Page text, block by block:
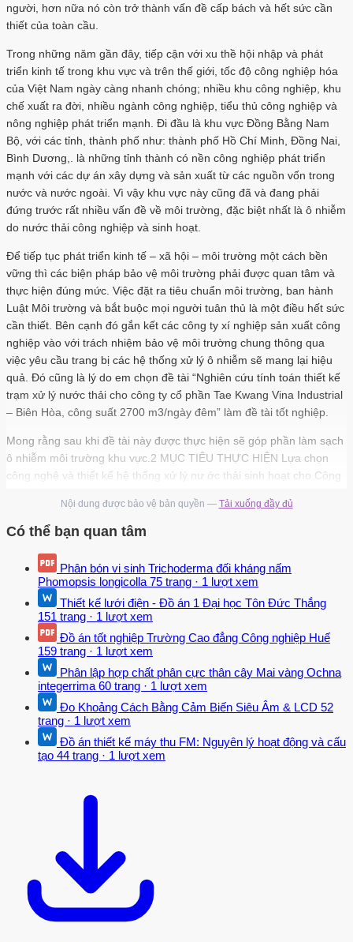
người, hơn nữa nó còn trở thành vấn đề cấp bách và hết sức cần
thiết của toàn cầu.
Trong những năm gần đây, tiếp cận với xu thề hội nhập và phát
triển kinh tế trong khu vực và trên thế giới, tốc độ công nghiệp hóa
của Việt Nam ngày càng nhanh chóng; nhiều khu công nghiệp, khu
chế xuất ra đời, nhiều ngành công nghiệp, tiểu thủ công nghiệp và
nông nghiệp phát triển mạnh. Đi đầu là khu vực Đồng Bằng Nam
Bộ, với các tỉnh, thành phố như: thành phố Hồ Chí Minh, Đồng Nai,
Bình Dương,. là những tỉnh thành có nền công nghiệp phát triển
mạnh với các dự án xây dựng và sản xuất từ các nguồn vốn trong
nước và nước ngoài. Vì vậy khu vực này cũng đã và đang phải
đứng trước rất nhiều vấn đề về môi trường, đặc biệt nhất là ô nhiễm
do nước thải công nghiệp và sinh hoạt.
Để tiếp tục phát triển kinh tế – xã hội – môi trường một cách bền
vững thì các biện pháp bảo vệ môi trường phải được quan tâm và
thực hiện đúng mức. Việc đặt ra tiêu chuẩn môi trường, ban hành
Luật Môi trường và bắt buộc mọi người tuân thủ là một điều hết sức
cần thiết. Bên cạnh đó gắn kết các công ty xí nghiệp sản xuất công
nghiệp vào với trách nhiệm bảo vệ môi trường chung thông qua
việc yêu cầu trang bị các hệ thống xử lý ô nhiễm sẽ mang lại hiệu
quả. Đó cũng là lý do em chọn đề tài “Nghiên cứu tính toán thiết kế
trạm xử lý nước thải cho công ty cổ phần Tae Kwang Vina Industrial
– Biên Hòa, công suất 2700 m3/ngày đêm” làm đề tài tốt nghiệp.
Mong rằng sau khi đề tài này được thực hiện sẽ góp phần làm sạch
ô nhiễm môi trường khu vực.2 MỤC TIÊU THỰC HIỆN Lựa chọn
công nghệ và thiết kế hệ thống xử lý nư ớc thải sinh hoạt cho Công
m3/ngày đêm nhằm giảm thiểu các chỉ tiêu ô nhiễm có trong nước
thải trước khi thải vào hệ thống thoát nước của Khu công nghiệp.
40:2011/BTNMT.3 ĐỐI TƯỢNG THỰC HIỆN - Toàn bộ khu vực
thoát nước thuộc khuôn viên Công ty. - Chất lượng và lưu lượng
nước thải của nhà máy. - Mạng lưới thoát nước khu vực.
- Công nghệ xử lý nước thải sinh hoạt của công ty 1.4 GIỚI HẠN ĐỀ
TÀI - Giới hạn về đề tài: + Phạm vi thực hiện: Thu gom nước thải
trên toàn bộ khuôn viên nhà máy bao gồm các khu vực văn phòng,
sản xuất, nhà ăn, kho bãi của Công ty Taekwang Vina Industrial. +
Nguồn tiếp nhận nước thải: Là hệ thống thoát nước chung của Khu
công nghiệp Biên Hòa II sau đó được tập trung tại nhà máy xử lý nư
ớc thải tập trung của Khu công nghiệp. + Qui mô: 2700 m3/ngày
đêm. - Giới hạn về thời gian: từ 19/9 đến 28/12/2012 - Thời gian dự
kiến bảo vệ đồ án: 10/01/2013 1.5 NỘI DUNG THỰC HIỆN - Trình
nước thải thích hợp cho Công ty. - Tính toán thiết kế các hạng mục
công trình trong hệ thống xử lý nước thải.
- Tính toán chi phí đầu tư, quản lý vận hành, giá thành xử lý 1m3
nước thải. - Trình bày bản vẽ.6 PHƯƠNG PHÁP THỰC HIỆN -
Nội dung được bảo vệ bản quyền — Tải xuống đầy đủ
Có thể bạn quan tâm
Phân bón vi sinh Trichoderma đối kháng nấm
Phomopsis longicolla 75 trang · 1 lượt xem
Thiết kế lưới điện - Đồ án 1 Đại học Tôn Đức Thắng
151 trang · 1 lượt xem
Đồ án tốt nghiệp Trường Cao đẳng Công nghiệp Huế
159 trang · 1 lượt xem
Phân lập hợp chất phân cực thân cây Mai vàng Ochna
integerrima 60 trang · 1 lượt xem
Đo Khoảng Cách Bằng Cảm Biến Siêu Âm & LCD 52
trang · 1 lượt xem
Đồ án thiết kế máy thu FM: Nguyên lý hoạt động và cấu
tạo 44 trang · 1 lượt xem